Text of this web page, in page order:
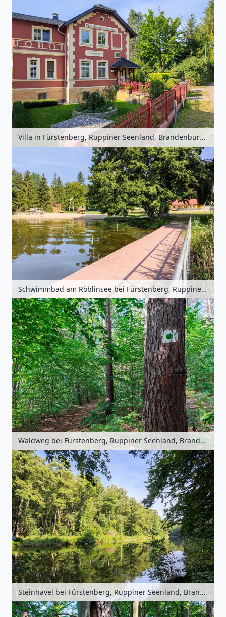
Villa in Fürstenberg, Ruppiner Seenland, Brandenburg, Deutschland
Schwimmbad am Röblinsee bei Fürstenberg, Ruppiner Seenland, Brandenburg, Deutschland
Waldweg bei Fürstenberg, Ruppiner Seenland, Brandenburg, Deutschland
Steinhavel bei Fürstenberg, Ruppiner Seenland, Brandenburg, Deutschland